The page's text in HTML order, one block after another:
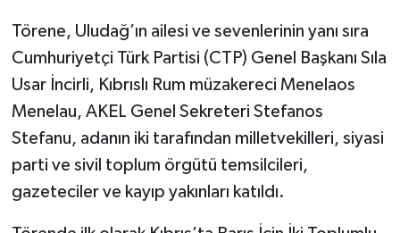
Törene, Uludağ’ın ailesi ve sevenlerinin yanı sıra
Cumhuriyetçi Türk Partisi (CTP) Genel Başkanı Sıla
Usar İncirli, Kıbrıslı Rum müzakereci Menelaos
Menelau, AKEL Genel Sekreteri Stefanos
Stefanu, adanın iki tarafından milletvekilleri, siyasi
parti ve sivil toplum örgütü temsilcileri,
gazeteciler ve kayıp yakınları katıldı.